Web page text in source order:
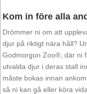
Kom in före alla
Drömmer ni om att
djur på riktigt nära håll?
Godmorgon Zoo®, där ni
utvalda djur i deras stall
måste bokas innan
så ni kan gå eller köra